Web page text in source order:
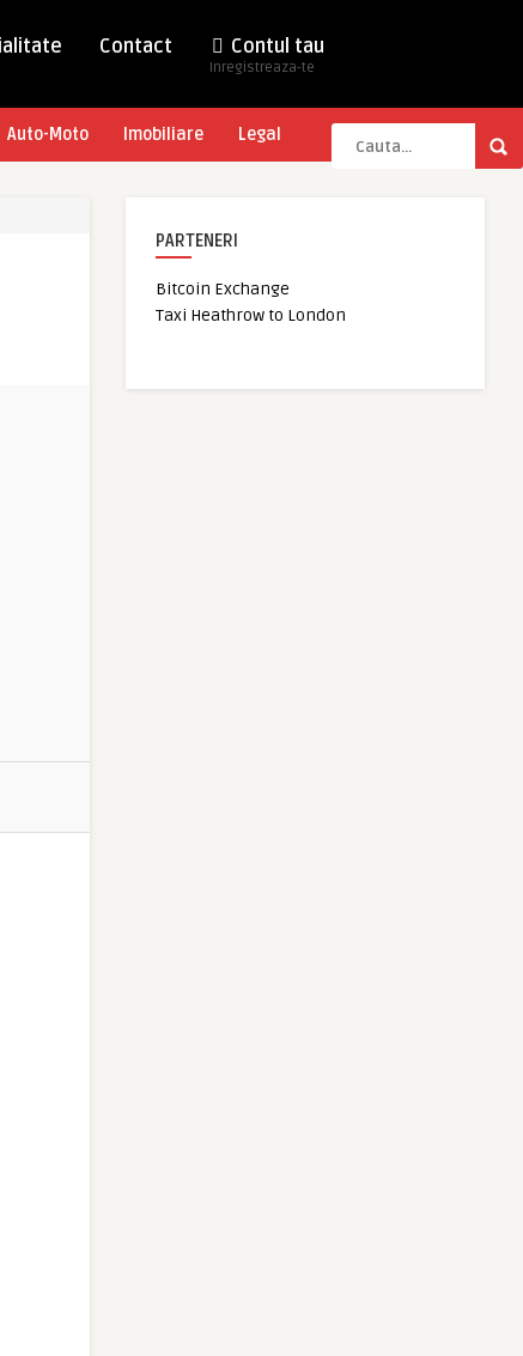
Contact Contul tau
Inregistreaza-te
Auto-Moto Imobiliare Legal
PARTENERI
Bitcoin Exchange
Taxi Heathrow to London